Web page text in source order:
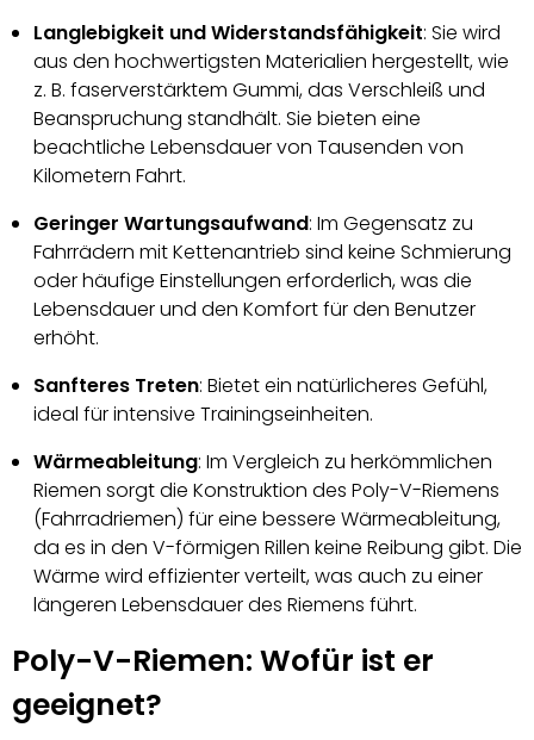
Langlebigkeit und Widerstandsfähigkeit: Sie wird
aus den hochwertigsten Materialien hergestellt, wie
z. B. faserverstärktem Gummi, das Verschleiß und
Beanspruchung standhält. Sie bieten eine
beachtliche Lebensdauer von Tausenden von
Kilometern Fahrt.
Geringer Wartungsaufwand: Im Gegensatz zu
Fahrrädern mit Kettenantrieb sind keine Schmierung
oder häufige Einstellungen erforderlich, was die
Lebensdauer und den Komfort für den Benutzer
erhöht.
Sanfteres Treten: Bietet ein natürlicheres Gefühl,
ideal für intensive Trainingseinheiten.
Wärmeableitung: Im Vergleich zu herkömmlichen
Riemen sorgt die Konstruktion des Poly-V-Riemens
(Fahrradriemen) für eine bessere Wärmeableitung,
da es in den V-förmigen Rillen keine Reibung gibt. Die
Wärme wird effizienter verteilt, was auch zu einer
längeren Lebensdauer des Riemens führt.
Poly-V-Riemen: Wofür ist er
geeignet?